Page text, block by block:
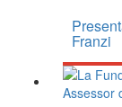
Franzi